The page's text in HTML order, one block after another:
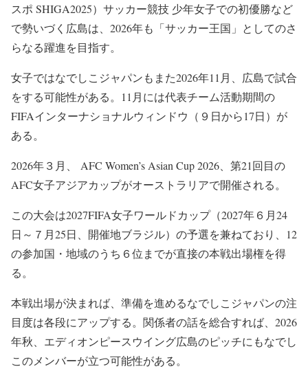
スポ SHIGA2025）サッカー競技 少年女子での初優勝など
で勢いづく広島は、2026年も「サッカー王国」としてのさ
らなる躍進を目指す。
女子ではなでしこジャパンもまた2026年11月、広島で試合
をする可能性がある。11月には代表チーム活動期間の
FIFAインターナショナルウィンドウ（９日から17日）が
ある。
2026年３月、 AFC Women’s Asian Cup 2026、第21回目の
AFC女子アジアカップがオーストラリアで開催される。
この大会は2027FIFA女子ワールドカップ（2027年６月24
日～７月25日、開催地ブラジル）の予選を兼ねており、12
の参加国・地域のうち６位までが直接の本戦出場権を得
る。
本戦出場が決まれば、準備を進めるなでしこジャパンの注
目度は各段にアップする。関係者の話を総合すれば、2026
年秋、エディオンピースウイング広島のピッチにもなでし
このメンバーが立つ可能性がある。